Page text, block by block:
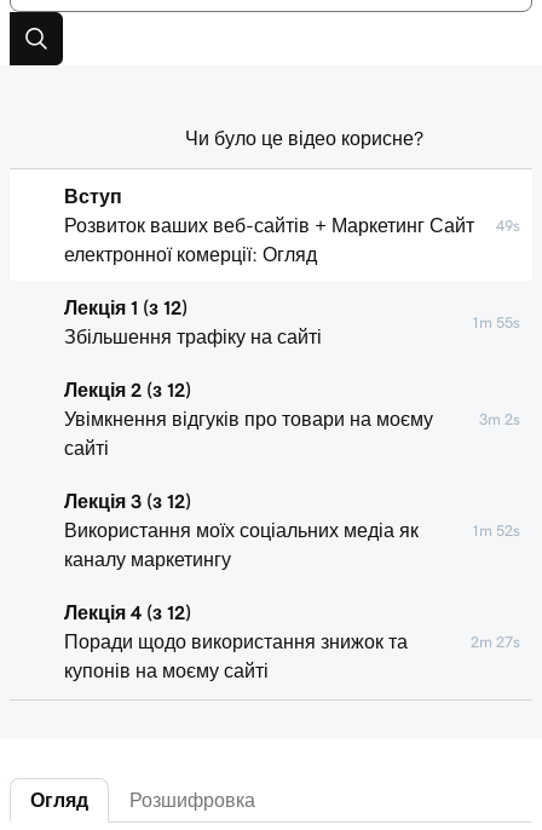
Вступ
Розвиток ваших веб-сайтів + Маркетинг Сайт
електронної комерції: Огляд
49s
Лекція 1 (з 12)
Збільшення трафіку на сайті
1m 55s
Лекція 2 (з 12)
Увімкнення відгуків про товари на моєму
сайті
3m 2s
Лекція 3 (з 12)
Використання моїх соціальних медіа як
каналу маркетингу
1m 52s
Лекція 4 (з 12)
Поради щодо використання знижок та
купонів на моєму сайті
2m 27s
магазину
Чи було це відео корисне?
Огляд Розшифровка